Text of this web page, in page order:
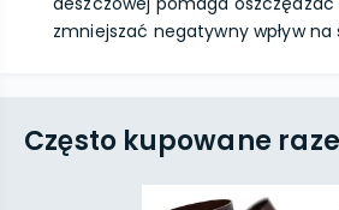
zmniejszać negatywny wpływ na
Często kupowane